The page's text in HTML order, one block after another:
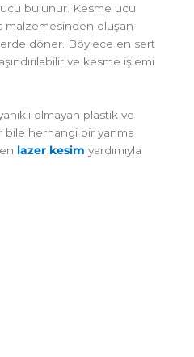
ucu bulunur. Kesme ucu
malzemesinden oluşan
döner. Böylece en sert
ve kesme işlemi
olmayan plastik ve
bile herhangi bir yanma
lazer kesim yardımıyla